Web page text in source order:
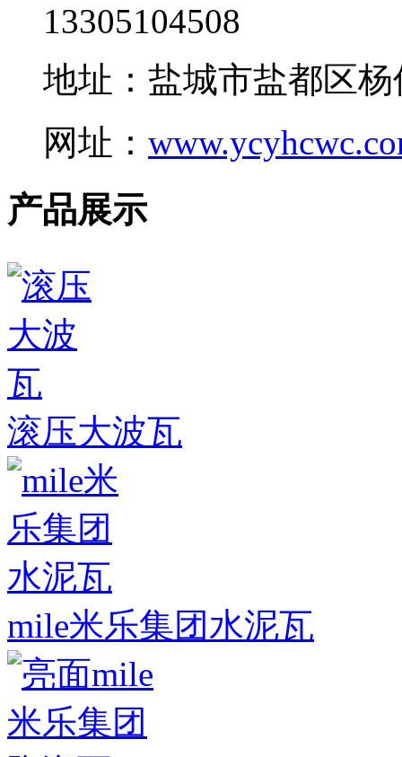
13305104508
地址：盐城市盐都区
网址：
产品展示
滚压大波瓦
mile米乐集团水泥瓦